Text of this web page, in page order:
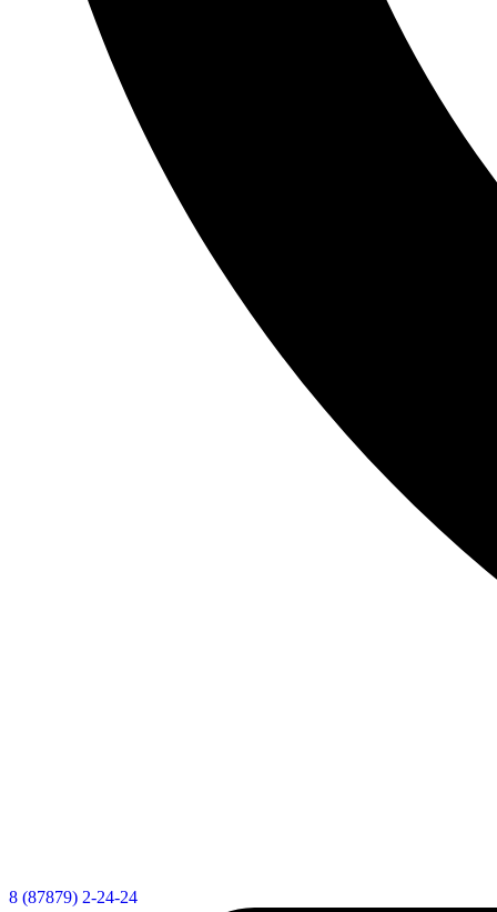
8 (87879) 2-24-24